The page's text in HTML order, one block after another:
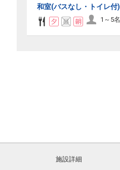
和室(バスなし・トイレ付)
1～5名
施設詳細